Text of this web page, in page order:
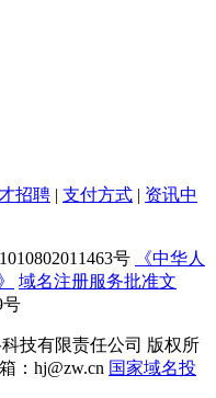
招聘 | 支付方式 | 资讯中
号
《中华人
域名注册服务批准文
号
技有限责任公司 版权所
：hj@zw.cn 国家域名投